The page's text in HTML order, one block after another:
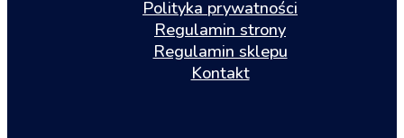
Polityka prywatności
Regulamin strony
Regulamin sklepu
Kontakt